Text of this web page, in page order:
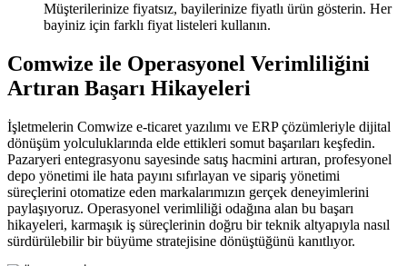
Müşterilerinize fiyatsız, bayilerinize fiyatlı ürün gösterin. Her
bayiniz için farklı fiyat listeleri kullanın.
Comwize ile Operasyonel Verimliliğini
Artıran Başarı Hikayeleri
İşletmelerin Comwize e-ticaret yazılımı ve ERP çözümleriyle dijital
dönüşüm yolculuklarında elde ettikleri somut başarıları keşfedin.
Pazaryeri entegrasyonu sayesinde satış hacmini artıran, profesyonel
depo yönetimi ile hata payını sıfırlayan ve sipariş yönetimi
süreçlerini otomatize eden markalarımızın gerçek deneyimlerini
paylaşıyoruz. Operasyonel verimliliği odağına alan bu başarı
hikayeleri, karmaşık iş süreçlerinin doğru bir teknik altyapıyla nasıl
sürdürülebilir bir büyüme stratejisine dönüştüğünü kanıtlıyor.